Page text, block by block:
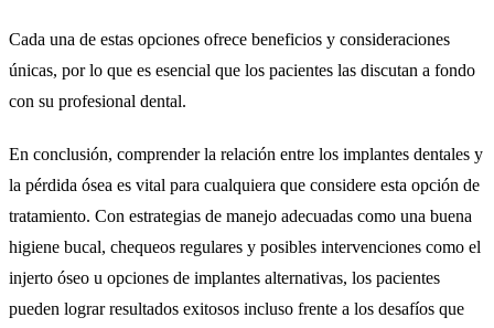
Cada una de estas opciones ofrece beneficios y consideraciones
únicas, por lo que es esencial que los pacientes las discutan a fondo
con su profesional dental.
En conclusión, comprender la relación entre los implantes dentales y
la pérdida ósea es vital para cualquiera que considere esta opción de
tratamiento. Con estrategias de manejo adecuadas como una buena
higiene bucal, chequeos regulares y posibles intervenciones como el
injerto óseo u opciones de implantes alternativas, los pacientes
pueden lograr resultados exitosos incluso frente a los desafíos que